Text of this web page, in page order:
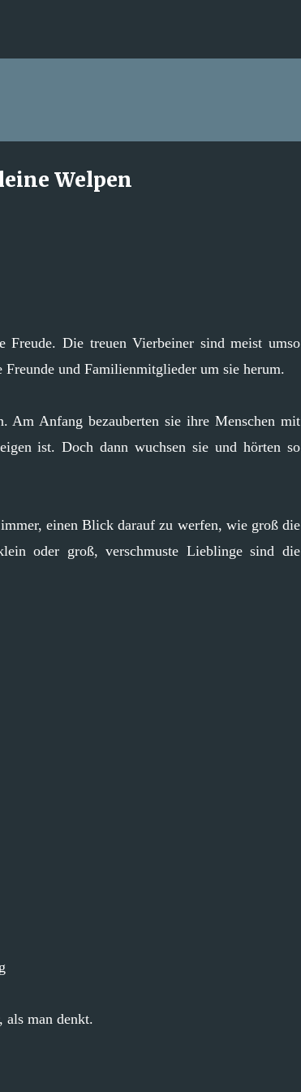
Welpen
Freude. Die treuen Vierbeiner sind meist umso
und Familienmitglieder um sie herum.
Am Anfang bezauberten sie ihre Menschen mit
ist. Doch dann wuchsen sie und hörten so
einen Blick darauf zu werfen, wie groß die
oder groß, verschmuste Lieblinge sind die
als man denkt.